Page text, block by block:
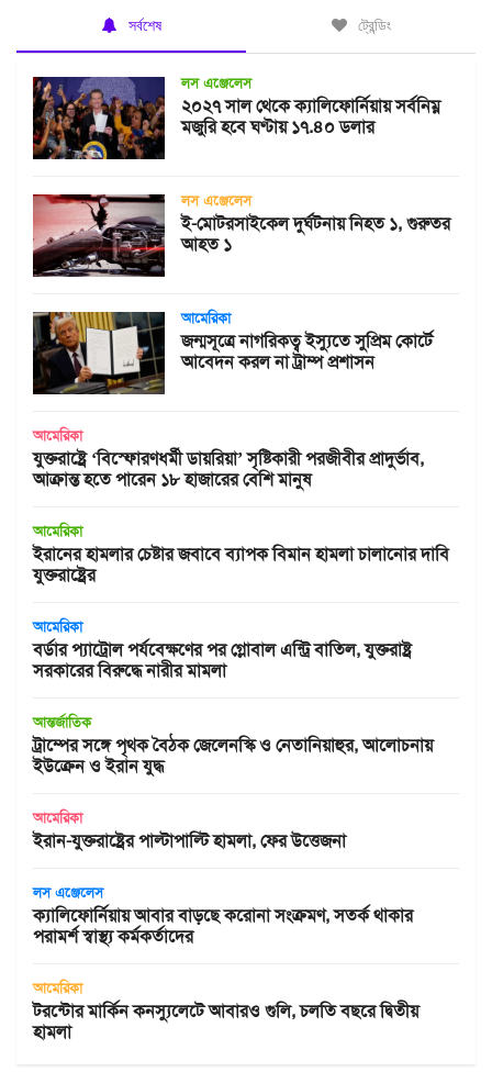
সর্বশেষ ট্রেন্ডিং
লস এঞ্জেলেস
২০২৭ সাল থেকে ক্যালিফোর্নিয়ায় সর্বনিম্ন
মজুরি হবে ঘণ্টায় ১৭.৪০ ডলার
লস এঞ্জেলেস
ই-মোটরসাইকেল দুর্ঘটনায় নিহত ১, গুরুতর
আহত ১
আমেরিকা
জন্মসূত্রে নাগরিকত্ব ইস্যুতে সুপ্রিম কোর্টে
আবেদন করল না ট্রাম্প প্রশাসন
আমেরিকা
যুক্তরাষ্ট্রে ‘বিস্ফোরণধর্মী ডায়রিয়া’ সৃষ্টিকারী পরজীবীর প্রাদুর্ভাব,
আক্রান্ত হতে পারেন ১৮ হাজারের বেশি মানুষ
আমেরিকা
ইরানের হামলার চেষ্টার জবাবে ব্যাপক বিমান হামলা চালানোর দাবি
যুক্তরাষ্ট্রের
আমেরিকা
বর্ডার প্যাট্রোল পর্যবেক্ষণের পর গ্লোবাল এন্ট্রি বাতিল, যুক্তরাষ্ট্র
সরকারের বিরুদ্ধে নারীর মামলা
আন্তর্জাতিক
ট্রাম্পের সঙ্গে পৃথক বৈঠক জেলেনস্কি ও নেতানিয়াহুর, আলোচনায়
ইউক্রেন ও ইরান যুদ্ধ
আমেরিকা
ইরান-যুক্তরাষ্ট্রের পাল্টাপাল্টি হামলা, ফের উত্তেজনা
লস এঞ্জেলেস
ক্যালিফোর্নিয়ায় আবার বাড়ছে করোনা সংক্রমণ, সতর্ক থাকার
পরামর্শ স্বাস্থ্য কর্মকর্তাদের
আমেরিকা
টরন্টোর মার্কিন কনস্যুলেটে আবারও গুলি, চলতি বছরে দ্বিতীয়
হামলা